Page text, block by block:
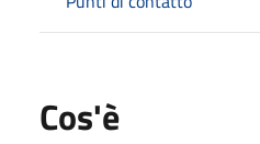
Cos'è